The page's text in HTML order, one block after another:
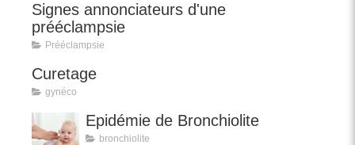
Signes annonciateurs d'une
prééclampsie
Prééclampsie
Curetage
gynéco
Epidémie de Bronchiolite
bronchiolite